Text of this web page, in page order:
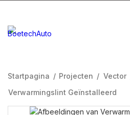
Startpagina / Projecten / Vector
Verwarmingslint Geïnstalleerd